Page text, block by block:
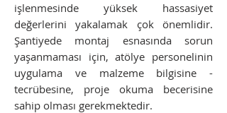
işlenmesinde yüksek hassasiyet
değerlerini yakalamak çok önemlidir.
Şantiyede montaj esnasında sorun
yaşanmaması için, atölye personelinin
uygulama ve malzeme bilgisine -
tecrübesine, proje okuma becerisine
sahip olması gerekmektedir.